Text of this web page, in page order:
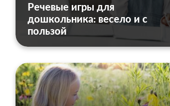
Речевые игры для
дошкольника: весело и с
пользой